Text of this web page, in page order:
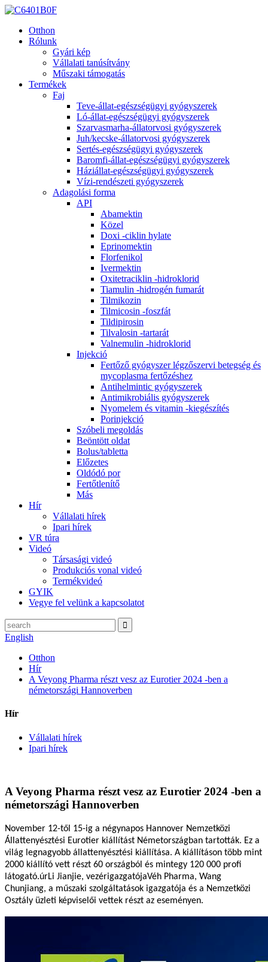
Otthon
Rólunk
Gyári kép
Vállalati tanúsítvány
Műszaki támogatás
Termékek
Faj
Teve-állat-egészségügyi gyógyszerek
Ló-állat-egészségügyi gyógyszerek
Szarvasmarha-állatorvosi gyógyszerek
Juh/kecske-állatorvosi gyógyszerek
Sertés-egészségügyi gyógyszerek
Baromfi-állat-egészségügyi gyógyszerek
Háziállat-egészségügyi gyógyszerek
Vízi-rendészeti gyógyszerek
Adagolási forma
API
Abamektin
Közel
Doxi -ciklin hylate
Eprinomektin
Florfenikol
Ivermektin
Oxitetraciklin -hidroklorid
Tiamulin -hidrogén fumarát
Tilmikozin
Tilmicosin -foszfát
Tildipirosin
Tilvalosin -tartarát
Valnemulin -hidroklorid
Injekció
Fertőző gyógyszer légzőszervi betegség és
mycoplasma fertőzéshez
Antihelmintic gyógyszerek
Antimikrobiális gyógyszerek
Nyomelem és vitamin -kiegészítés
Porinjekció
Szóbeli megoldás
Beöntött oldat
Bolus/tabletta
Előzetes
Oldódó por
Fertőtlenítő
Más
Hír
Vállalati hírek
Ipari hírek
VR túra
Videó
Társasági videó
Produkciós vonal videó
Termékvideó
GYIK
Vegye fel velünk a kapcsolatot
English
Otthon
Hír
A Veyong Pharma részt vesz az Eurotier 2024 -ben a
németországi Hannoverben
Hír
Vállalati hírek
Ipari hírek
A Veyong Pharma részt vesz az Eurotier 2024 -ben a
németországi Hannoverben
November 12-től 15-ig a négynapos Hannover Nemzetközi
Állattenyésztési Eurotier kiállítást Németországban tartották. Ez a
világ legnagyobb állattenyésztési kiállítása. A kiállításon több mint
2000 kiállító vett részt 60 országból és mintegy 120 000 profi
látogató.úrLi Jianjie, vezérigazgatójaVéh Pharma, Wang
Chunjiang, a műszaki szolgáltatások igazgatója és a Nemzetközi
Osztály üzleti képviselői vettek részt az eseményen.